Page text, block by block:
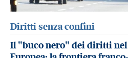
Diritti senza confini
Il "buco nero" dei diritti